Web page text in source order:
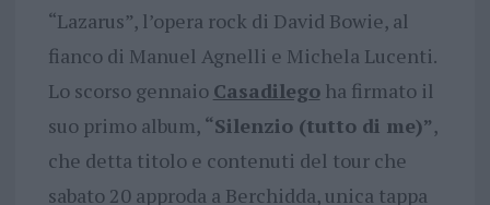
“Lazarus”, l’opera rock di David Bowie, al
fianco di Manuel Agnelli e Michela Lucenti.
Lo scorso gennaio Casadilegoha firmato il
suo primo album, “Silenzio (tutto di me)”,
che detta titolo e contenuti del tour che
sabato 20 approda a Berchidda, unica tappa